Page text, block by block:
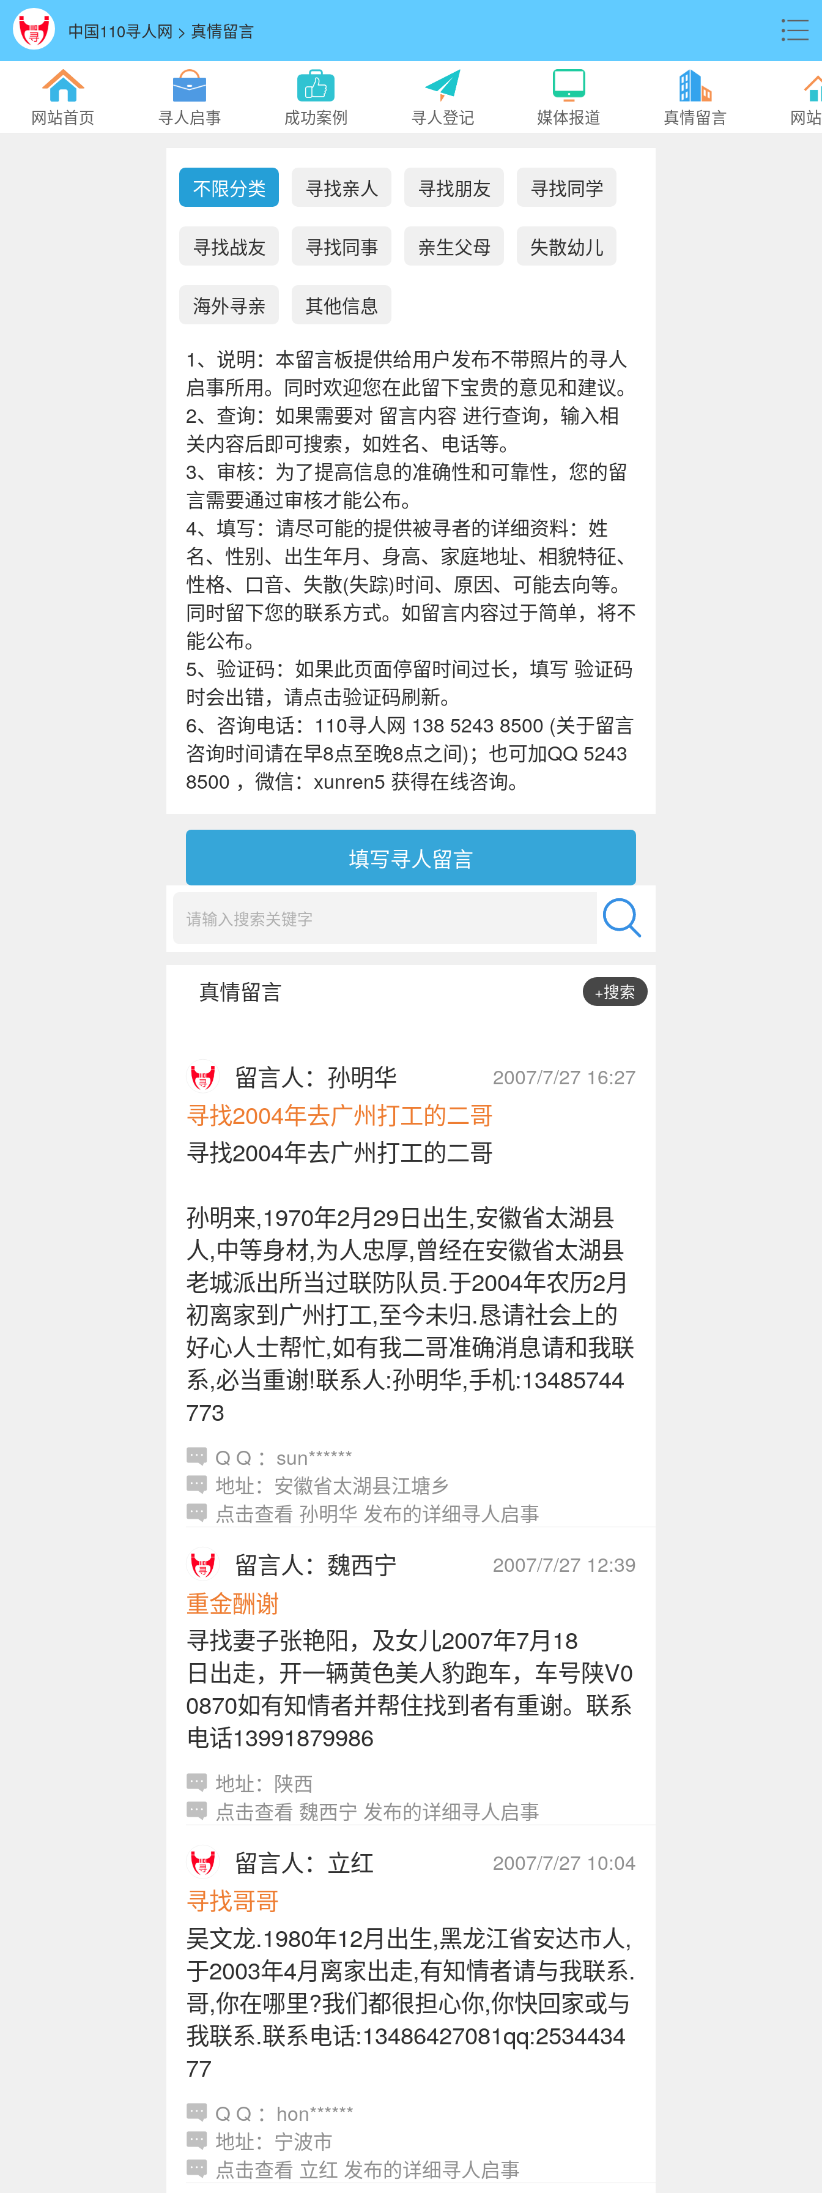
中国110寻人网 > 真情留言
网站首页 寻人启事 成功案例 寻人登记 媒体报道 真情留言 网
不限分类 寻找亲人 寻找朋友 寻找同学
寻找战友 寻找同事 亲生父母 失散幼儿
海外寻亲 其他信息
1、说明：本留言板提供给用户发布不带照片的寻人
启事所用。同时欢迎您在此留下宝贵的意见和建议。
2、查询：如果需要对 留言内容 进行查询，输入相
关内容后即可搜索，如姓名、电话等。
3、审核：为了提高信息的准确性和可靠性，您的留
言需要通过审核才能公布。
4、填写：请尽可能的提供被寻者的详细资料：姓
名、性别、出生年月、身高、家庭地址、相貌特征、
性格、口音、失散(失踪)时间、原因、可能去向等。
同时留下您的联系方式。如留言内容过于简单，将不
能公布。
5、验证码：如果此页面停留时间过长，填写 验证码
时会出错，请点击验证码刷新。
6、咨询电话：110寻人网 138 5243 8500 (关于留言
咨询时间请在早8点至晚8点之间)；也可加QQ 5243
8500 ，微信：xunren5 获得在线咨询。
+搜索
真情留言
2007/7/27 16:27
留言人：孙明华
寻找2004年去广州打工的二哥
寻找2004年去广州打工的二哥
孙明来,1970年2月29日出生,安徽省太湖县
人,中等身材,为人忠厚,曾经在安徽省太湖县
老城派出所当过联防队员.于2004年农历2月
初离家到广州打工,至今未归.恳请社会上的
好心人士帮忙,如有我二哥准确消息请和我联
系,必当重谢!联系人:孙明华,手机:13485744
773
Q Q ：sun******
地址：安徽省太湖县江塘乡
点击查看 孙明华 发布的详细寻人启事
2007/7/27 12:39
留言人：魏西宁
重金酬谢
寻找妻子张艳阳，及女儿2007年7月18
日出走，开一辆黄色美人豹跑车，车号陕V0
0870如有知情者并帮住找到者有重谢。联系
电话13991879986
地址：陕西
点击查看 魏西宁 发布的详细寻人启事
2007/7/27 10:04
留言人：立红
寻找哥哥
吴文龙.1980年12月出生,黑龙江省安达市人,
于2003年4月离家出走,有知情者请与我联系.
哥,你在哪里?我们都很担心你,你快回家或与
我联系.联系电话:13486427081qq:2534434
77
Q Q ：hon******
地址：宁波市
点击查看 立红 发布的详细寻人启事